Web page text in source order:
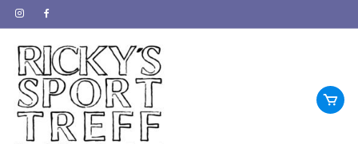
Zum
Inhalt
springen